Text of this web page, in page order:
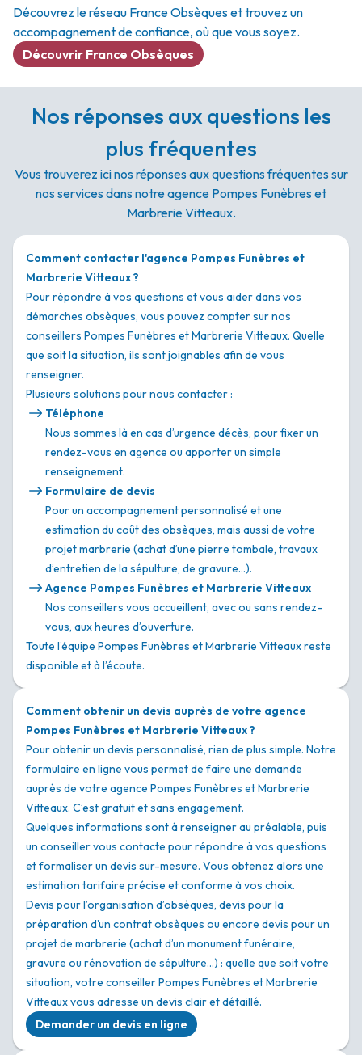
Découvrez le réseau France Obsèques et trouvez un
accompagnement de confiance, où que vous soyez.
Découvrir France Obsèques
Nos réponses aux questions les
plus fréquentes
Vous trouverez ici nos réponses aux questions fréquentes sur
nos services dans notre agence Pompes Funèbres et
Marbrerie Vitteaux.
Comment contacter l'agence Pompes Funèbres et
Marbrerie Vitteaux ?
Pour répondre à vos questions et vous aider dans vos
démarches obsèques, vous pouvez compter sur nos
conseillers Pompes Funèbres et Marbrerie Vitteaux. Quelle
que soit la situation, ils sont joignables afin de vous
renseigner.
Plusieurs solutions pour nous contacter :
Téléphone
Nous sommes là en cas d’urgence décès, pour fixer un
rendez-vous en agence ou apporter un simple
renseignement.
Formulaire de devis
Pour un accompagnement personnalisé et une
estimation du coût des obsèques, mais aussi de votre
projet marbrerie (achat d’une pierre tombale, travaux
d’entretien de la sépulture, de gravure…).
Agence Pompes Funèbres et Marbrerie Vitteaux
Nos conseillers vous accueillent, avec ou sans rendez-
vous, aux heures d’ouverture.
Toute l’équipe Pompes Funèbres et Marbrerie Vitteaux reste
disponible et à l’écoute.
Comment obtenir un devis auprès de votre agence
Pompes Funèbres et Marbrerie Vitteaux ?
Pour obtenir un devis personnalisé, rien de plus simple. Notre
formulaire en ligne vous permet de faire une demande
auprès de votre agence Pompes Funèbres et Marbrerie
Vitteaux. C’est gratuit et sans engagement.
Quelques informations sont à renseigner au préalable, puis
un conseiller vous contacte pour répondre à vos questions
et formaliser un devis sur-mesure. Vous obtenez alors une
estimation tarifaire précise et conforme à vos choix.
Devis pour l’organisation d’obsèques, devis pour la
préparation d’un contrat obsèques ou encore devis pour un
projet de marbrerie (achat d’un monument funéraire,
gravure ou rénovation de sépulture…) : quelle que soit votre
situation, votre conseiller Pompes Funèbres et Marbrerie
Vitteaux vous adresse un devis clair et détaillé.
Demander un devis en ligne